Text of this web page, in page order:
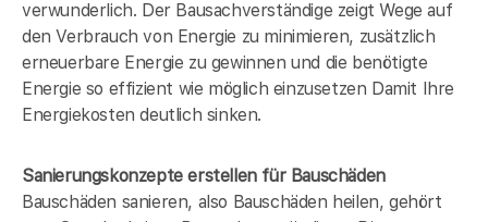
verwunderlich. Der Bausachverständige zeigt Wege auf
den Verbrauch von Energie zu minimieren, zusätzlich
erneuerbare Energie zu gewinnen und die benötigte
Energie so effizient wie möglich einzusetzen Damit Ihre
Energiekosten deutlich sinken.
Sanierungskonzepte erstellen für Bauschäden
Bauschäden sanieren, also Bauschäden heilen, gehört